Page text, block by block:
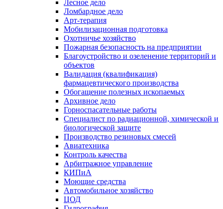
Лесное дело
Ломбардное дело
Арт-терапия
Мобилизационная подготовка
Охотничье хозяйство
Пожарная безопасность на предприятии
Благоустройство и озеленение территорий и
объектов
Валидация (квалификация)
фармацевтического производства
Обогащение полезных ископаемых
Архивное дело
Горноспасательные работы
Специалист по радиационной, химической и
биологической защите
Производство резиновых смесей
Авиатехника
Контроль качества
Арбитражное управление
КИПиА
Моющие средства
Автомобильное хозяйство
ЦОД